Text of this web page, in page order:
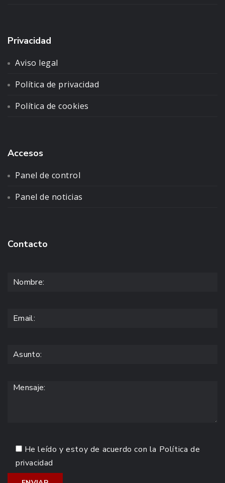
Privacidad
Aviso legal
Política de privacidad
Política de cookies
Accesos
Panel de control
Panel de noticias
Contacto
He leído y estoy de acuerdo con la Política de
privacidad